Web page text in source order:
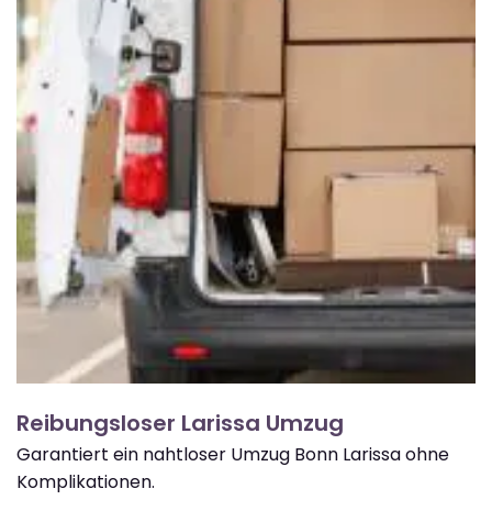
Reibungsloser Larissa Umzug
Garantiert ein nahtloser Umzug Bonn Larissa ohne
Komplikationen.